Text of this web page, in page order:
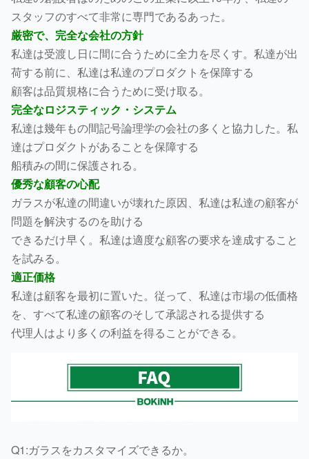
スタッフのすべて非常に専門であるあった。
厳密で、完全な会社の方針
私達は受渡し日に間に合うために全力を尽くす。私達が出
荷する前に、私達は私達のプロダクトを保障する
顧客は品質規格に合うために受け取る。
完全なロジスティック・システム
私達は幾年もの間記号論理学の会社の多くと協力した。私
達はプロダクトがあることを保障する
船積みの間に保護される。
優秀な顧客の心配
ガラスが私達の間違いが壊れた原因、私達は私達の顧客が
問題を解決するのを助ける
できるだけ早く。私達は適度な顧客の要求を達成すること
を試みる。
適正価格
私達は顧客を最初に置いた。従って、私達は市場の低価格
を、すべて私達の顧客のそして承認される提供する
代理人はより多くの利益を得ることができる。
Q1:ガラスをカスタマイズできるか。